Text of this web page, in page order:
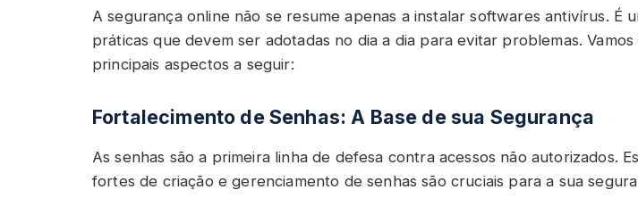
A segurança online não se resume apenas a instalar softwares antivírus. É
práticas que devem ser adotadas no dia a dia para evitar problemas. Vamos
principais aspectos a seguir:
Fortalecimento de Senhas: A Base de sua Segurança
As senhas são a primeira linha de defesa contra acessos não autorizados.
fortes de criação e gerenciamento de senhas são cruciais para a sua